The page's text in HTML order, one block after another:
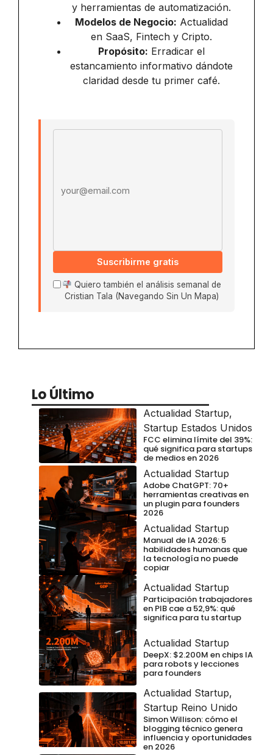
y herramientas de automatización.
Modelos de Negocio: Actualidad
en SaaS, Fintech y Cripto.
Propósito: Erradicar el
estancamiento informativo dándote
claridad desde tu primer café.
Suscribirme gratis
Quiero también el análisis semanal de
Cristian Tala (Navegando Sin Un Mapa)
Lo Último
Actualidad Startup,
Startup Estados Unidos
FCC elimina límite del 39%:
qué significa para startups
de medios en 2026
Actualidad Startup
Adobe ChatGPT: 70+
herramientas creativas en
un plugin para founders
2026
Actualidad Startup
Manual de IA 2026: 5
habilidades humanas que
la tecnología no puede
copiar
Actualidad Startup
Participación trabajadores
en PIB cae a 52,9%: qué
significa para tu startup
Actualidad Startup
DeepX: $2.200M en chips IA
para robots y lecciones
para founders
Actualidad Startup,
Startup Reino Unido
Simon Willison: cómo el
blogging técnico genera
influencia y oportunidades
en 2026